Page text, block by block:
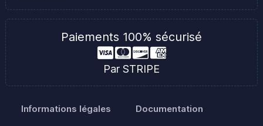
Paiements 100% sécurisé
Par STRIPE
Informations légales Documentation